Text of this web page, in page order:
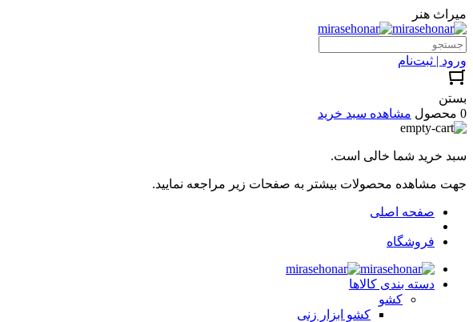
میراث هنر
ورود | ثبت‌نام
بستن
0 محصول
مشاهده سبد خرید
سبد خرید شما خالی است.
جهت مشاهده محصولات بیشتر به صفحات زیر مراجعه نمایید.
صفحه اصلی
فروشگاه
دسته بندی کالاها
کشو
کشو ابزار زنی